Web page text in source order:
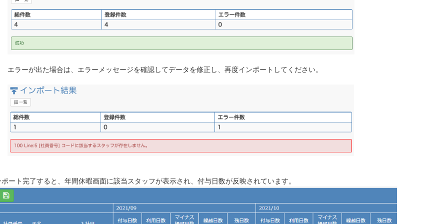
エラーが出た場合は、エラーメッセージを確認してデータを修正し、再度インポートしてください。
ート完了すると、年間休暇画面に該当スタッフが表示され、付与日数が反映されています。